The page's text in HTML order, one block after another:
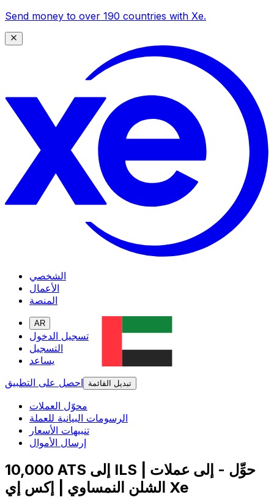
Send money to over 190 countries with Xe.
الشخصي
الأعمال
المنصة
AR
تسجيل الدخول
التسجيل
يساعد
احصل على التطبيق
تبديل القائمة
محوّل العملات
الرسومات البيانية للعملة
تنبيهات الأسعار
إرسال الأموال
10,000 ATS إلى ILS | حوِّل - إلى عملات
الشلن النمساوي | إكس إي Xe